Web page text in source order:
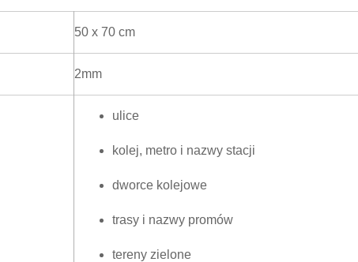
50 x 70 cm
2mm
ulice
kolej, metro i nazwy stacji
dworce kolejowe
trasy i nazwy promów
tereny zielone